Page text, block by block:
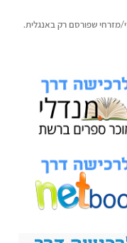
מזרחי שפורסם רק באנגלית.